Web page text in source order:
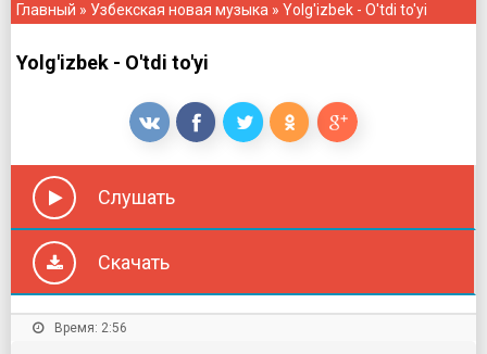
Главный » Узбекская новая музыка » Yolg'izbek - O'tdi to'yi
Yolg'izbek - O'tdi to'yi
Слушать
Скачать
Время: 2:56